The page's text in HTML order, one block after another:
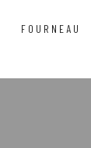
FOURNEAU